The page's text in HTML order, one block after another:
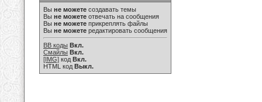
Вы не можете создавать темы
Вы не можете отвечать на сообщения
Вы не можете прикреплять файлы
Вы не можете редактировать сообщения
BB коды Вкл.
Смайлы Вкл.
[IMG] код Вкл.
HTML код Выкл.